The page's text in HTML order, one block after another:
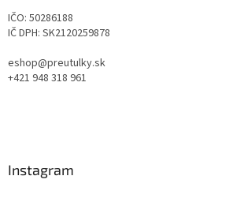
IČO: 50286188
IČ DPH: SK2120259878
eshop@preutulky.sk
+421 948 318 961
Instagram